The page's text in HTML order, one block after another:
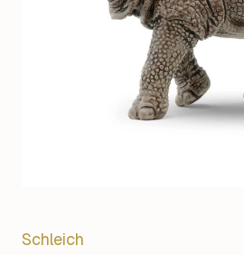
Schleich